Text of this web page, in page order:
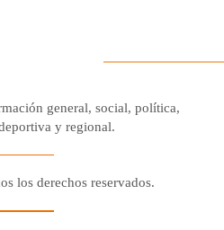
general, social, política,
y regional.
los derechos reservados.